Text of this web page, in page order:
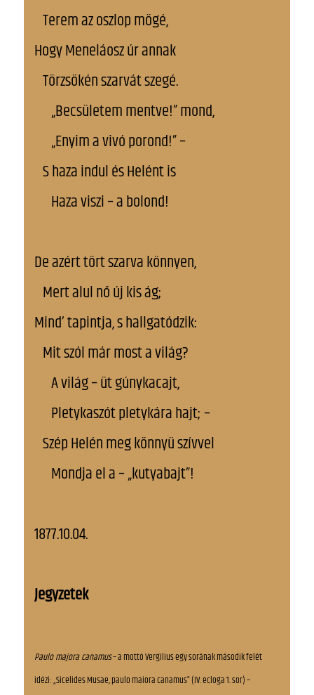
Terem az oszlop mögé,
Hogy Meneláosz úr annak
Törzsökén szarvát szegé.
„Becsületem mentve!” mond,
„Enyim a vivó porond!” –
S haza indul és Helént is
Haza viszi – a bolond!
De azért tört szarva könnyen,
Mert alul nő új kis ág;
Mind’ tapintja, s hallgatódzik:
Mit szól már most a világ?
A világ – üt gúnykacajt,
Pletykaszót pletykára hajt; –
Szép Helén meg könnyü szívvel
Mondja el a – „kutyabajt”!
1877.10.04.
Jegyzetek
Paulo majora canamus– a mottó Vergilius egy sorának második felét
idézi: „Sicelides Musae, paulo maiora canamus” (IV. ecloga 1. sor) –